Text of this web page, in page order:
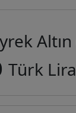
Altın
Türk